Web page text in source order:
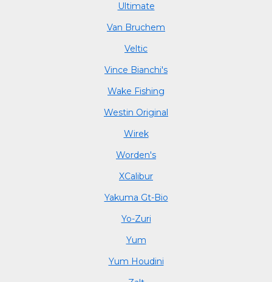
Ultimate
Van Bruchem
Veltic
Vince Bianchi's
Wake Fishing
Westin Original
Wirek
Worden's
XCalibur
Yakuma Gt-Bio
Yo-Zuri
Yum
Yum Houdini